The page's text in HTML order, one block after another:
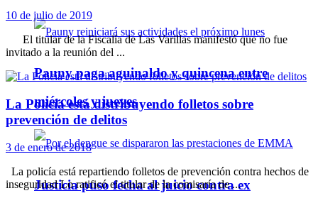
Pauny paga aguinaldo y quincena entre
miércoles y jueves
Justicia puso fecha al juicio contra ex
10 de julio de 2019
El titular de la Fiscalía de Las Varillas manifestó que no fue
invitado a la reunión del ...
La Policía está distribuyendo folletos sobre
prevención de delitos
3 de enero de 2018
La policía está repartiendo folletos de prevención contra hechos de
inseguridad Lo ratificó el titular de la comisaría de ...